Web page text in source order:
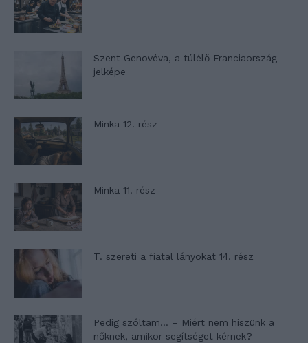
Szent Genovéva, a túlélő Franciaország
jelképe
Minka 12. rész
Minka 11. rész
T. szereti a fiatal lányokat 14. rész
Pedig szóltam… – Miért nem hiszünk a
nőknek, amikor segítséget kérnek?